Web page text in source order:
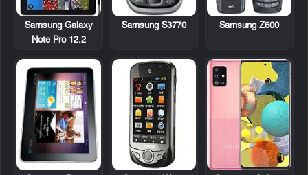
Samsung Z600
Samsung S3770
Samsung Galaxy
Note Pro 12.2